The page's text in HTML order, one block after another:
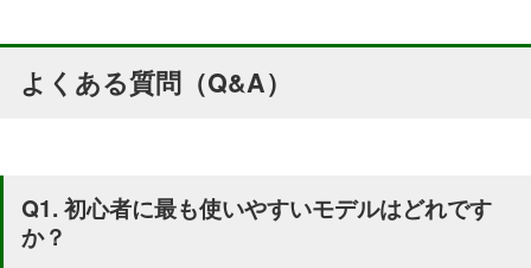
よくある質問（Q&A）
Q1. 初心者に最も使いやすいモデルはどれです
か？